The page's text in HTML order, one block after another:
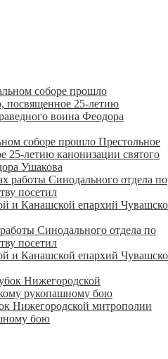
соборе прошло Престольное
25-летию канонизации святого
Ушакова
Синодального отдела по
посетил
и Канашской епархий
Нижегородской митрополии
бою